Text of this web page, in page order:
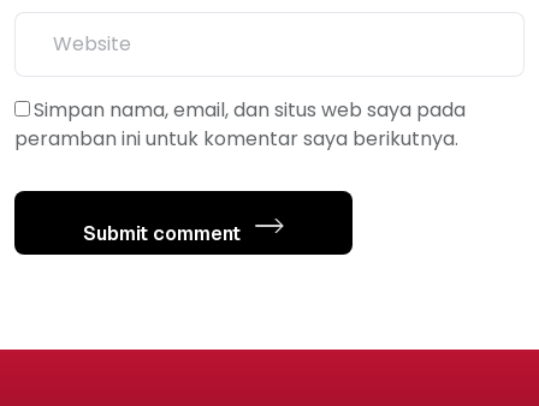
Simpan nama, email, dan situs web saya pada
peramban ini untuk komentar saya berikutnya.
Submit comment